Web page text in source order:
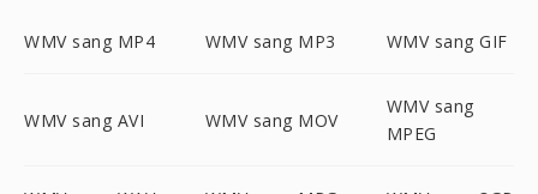
WMV sang MP4 WMV sang MP3 WMV sang GIF
WMV sang AVI WMV sang MOV
WMV sang
MPEG